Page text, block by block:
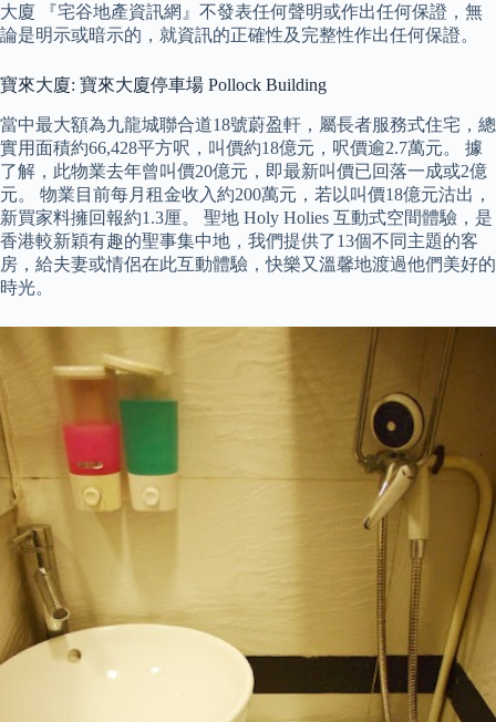
大廈 『宅谷地產資訊網』不發表任何聲明或作出任何保證，無
論是明示或暗示的，就資訊的正確性及完整性作出任何保證。
寶來大廈: 寶來大廈停車場 Pollock Building
當中最大額為九龍城聯合道18號蔚盈軒，屬長者服務式住宅，總
實用面積約66,428平方呎，叫價約18億元，呎價逾2.7萬元。 據
了解，此物業去年曾叫價20億元，即最新叫價已回落一成或2億
元。 物業目前每月租金收入約200萬元，若以叫價18億元沽出，
新買家料擁回報約1.3厘。 聖地 Holy Holies 互動式空間體驗，是
香港較新穎有趣的聖事集中地，我們提供了13個不同主題的客
房，給夫妻或情侶在此互動體驗，快樂又溫馨地渡過他們美好的
時光。